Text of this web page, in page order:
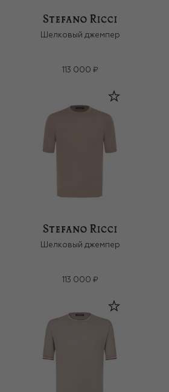
Шелковый джемпер
113 000 ₽
Шелковый джемпер
113 000 ₽